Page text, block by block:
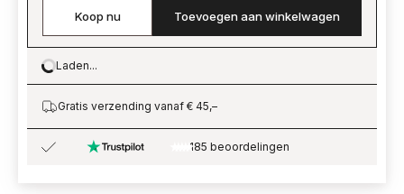
Koop nu Toevoegen aan winkelwagen
Loading…
Laden...
Gratis verzending vanaf € 45,–
185 beoordelingen